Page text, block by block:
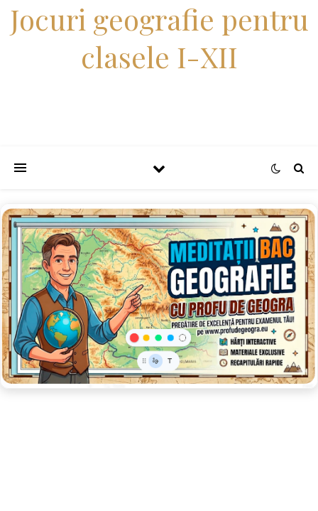
Jocuri geografie pentru
clasele I-XII